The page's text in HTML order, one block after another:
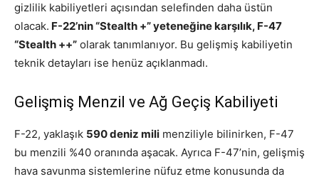
gizlilik kabiliyetleri açısından selefinden daha üstün
olacak. F-22’nin “Stealth +” yeteneğine karşılık, F-47
“Stealth ++” olarak tanımlanıyor. Bu gelişmiş kabiliyetin
teknik detayları ise henüz açıklanmadı.
Gelişmiş Menzil ve Ağ Geçiş Kabiliyeti
F-22, yaklaşık 590 deniz mili menziliyle bilinirken, F-47
bu menzili %40 oranında aşacak. Ayrıca F-47’nin, gelişmiş
hava savunma sistemlerine nüfuz etme konusunda da